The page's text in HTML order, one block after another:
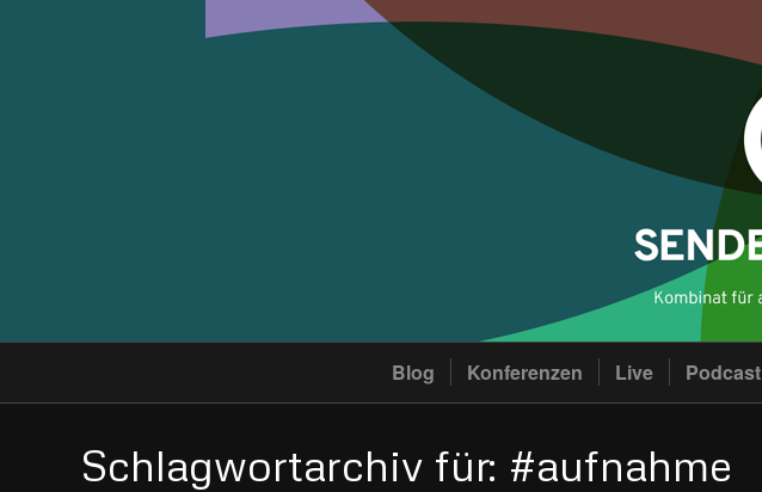
Blog Konferenzen Live Podcast
Schlagwortarchiv für: #aufnahme